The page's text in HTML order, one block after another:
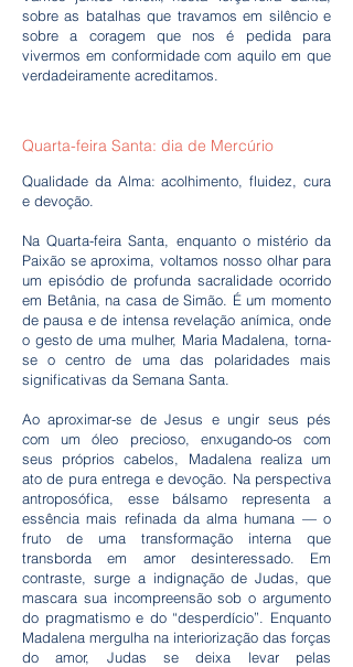
sobre as batalhas que travamos em silêncio e
sobre a coragem que nos é pedida para
vivermos em conformidade com aquilo em que
verdadeiramente acreditamos.
Quarta-feira Santa: dia de Mercúrio
Qualidade da Alma: acolhimento, fluidez, cura
e devoção.
Na Quarta-feira Santa, enquanto o mistério da
Paixão se aproxima, voltamos nosso olhar para
um episódio de profunda sacralidade ocorrido
em Betânia, na casa de Simão. É um momento
de pausa e de intensa revelação anímica, onde
o gesto de uma mulher, Maria Madalena, torna-
se o centro de uma das polaridades mais
significativas da Semana Santa.
Ao aproximar-se de Jesus e ungir seus pés
com um óleo precioso, enxugando-os com
seus próprios cabelos, Madalena realiza um
ato de pura entrega e devoção. Na perspectiva
antroposófica, esse bálsamo representa a
essência mais refinada da alma humana — o
fruto de uma transformação interna que
transborda em amor desinteressado. Em
contraste, surge a indignação de Judas, que
mascara sua incompreensão sob o argumento
do pragmatismo e do “desperdício”. Enquanto
Madalena mergulha na interiorização das forças
do amor, Judas se deixa levar pelas